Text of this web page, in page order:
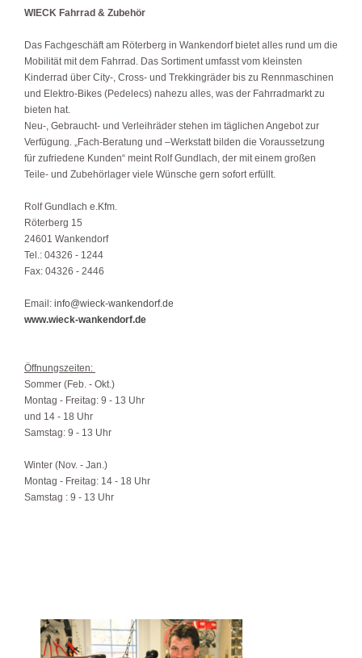
WIECK Fahrrad & Zubehör
Das Fachgeschäft am Röterberg in Wankendorf bietet alles rund um die
Mobilität mit dem Fahrrad. Das Sortiment umfasst vom kleinsten
Kinderrad über City-, Cross- und Trekkingräder bis zu Rennmaschinen
und Elektro-Bikes (Pedelecs) nahezu alles, was der Fahrradmarkt zu
bieten hat.
Neu-, Gebraucht- und Verleihräder stehen im täglichen Angebot zur
Verfügung. „Fach-Beratung und –Werkstatt bilden die Voraussetzung
für zufriedene Kunden“ meint Rolf Gundlach, der mit einem großen
Teile- und Zubehörlager viele Wünsche gern sofort erfüllt.
Rolf Gundlach e.Kfm.
Röterberg 15
24601 Wankendorf
Tel.: 04326 - 1244
Fax: 04326 - 2446
Email: info@wieck-wankendorf.de
www.wieck-wankendorf.de
Öffnungszeiten:
Sommer (Feb. - Okt.)
Montag - Freitag: 9 - 13 Uhr
und 14 - 18 Uhr
Samstag: 9 - 13 Uhr
Winter (Nov. - Jan.)
Montag - Freitag: 14 - 18 Uhr
Samstag : 9 - 13 Uhr